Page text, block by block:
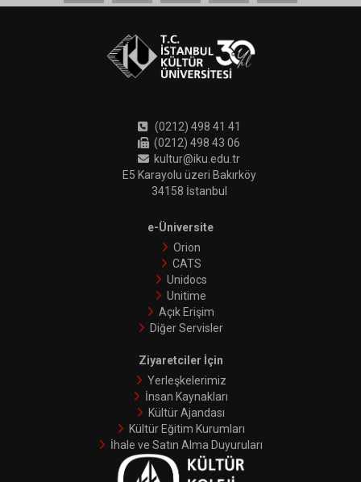
(0212) 498 41 41
(0212) 498 43 06
kultur@iku.edu.tr
E5 Karayolu üzeri Bakırköy
34158 İstanbul
e-Üniversite
Orion
CATS
Unidocs
Unitime
Açık Erişim
Diğer Servisler
Ziyaretciler İçin
Yerleşkelerimiz
İnsan Kaynakları
Kültür Ajandası
Kültür Eğitim Kurumları
İhale ve Satın Alma Duyuruları